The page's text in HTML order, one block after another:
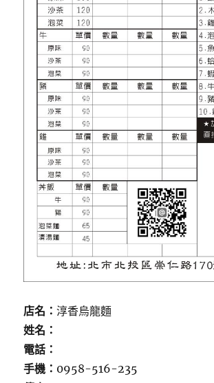
店名：淳香烏龍麵
姓名：
電話：
手機： 0958-516-235